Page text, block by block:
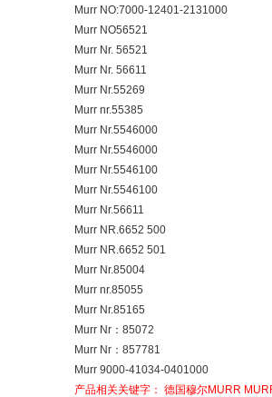
Murr NO:7000-12401-2131000
Murr NO56521
Murr Nr. 56521
Murr Nr. 56611
Murr Nr.55269
Murr nr.55385
Murr Nr.5546000
Murr Nr.5546000
Murr Nr.5546100
Murr Nr.5546100
Murr Nr.56611
Murr NR.6652 500
Murr NR.6652 501
Murr Nr.85004
Murr nr.85055
Murr Nr.85165
Murr Nr：85072
Murr Nr：857781
Murr 9000-41034-0401000
产品相关关键字： 德国穆尔MURR